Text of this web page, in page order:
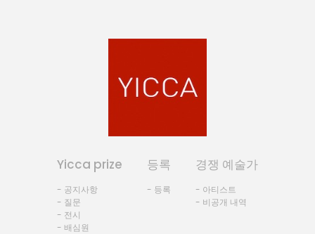
Yicca prize
- 공지사항
- 질문
- 전시
- 배심원
등록
- 등록
경쟁 예술가
- 아티스트
- 비공개 내역